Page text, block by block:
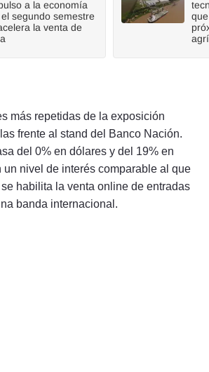
a la economía
segundo semestre
la venta de
más repetidas de la exposición
frente al stand del Banco Nación.
del 0% en dólares y del 19% en
un nivel de interés comparable al que
habilita la venta online de entradas
banda internacional.